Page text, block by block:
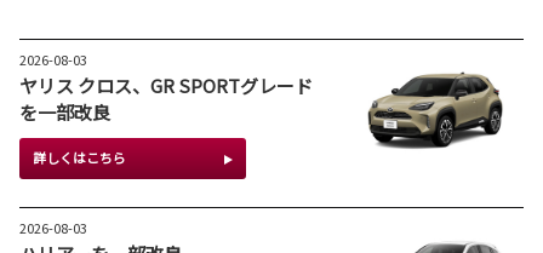
2026-08-03
ヤリス クロス、GR SPORTグレード
を一部改良
詳しくはこちら
2026-08-03